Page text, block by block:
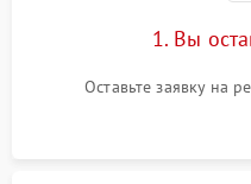
1. Вы
Оставьте заявку на